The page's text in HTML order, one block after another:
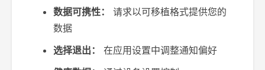
数据可携性：
请求以可移植格式提供您的
数据
选择退出：
在应用设置中调整通知偏好